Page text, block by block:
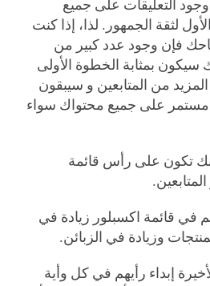
التعليقات على جميع
لثقة الجمهور. لذا، إذا كنت
فإن وجود عدد كبير من
سيكون بمثابة الخطوة الأولى
من المتابعين و سيبقون
مستمر على جميع محتواك سواء
تكون على رأس قائمة
في قائمة اكسبلور زيادة في
وزيادة في الزبائن.
إبداء رأيهم في كل وأية